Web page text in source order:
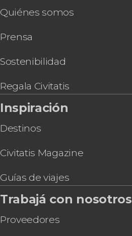
Quiénes somos
Prensa
Sostenibilidad
Regala Civitatis
Inspiración
Destinos
Civitatis Magazine
Guías de viajes
Trabajá con nosotros
Proveedores